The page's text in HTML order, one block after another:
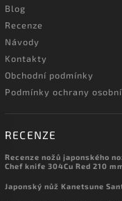
Blog
Recenze
Návody
Kontakty
Obchodní podmínky
Podmínky ochrany
RECENZE
Recenze nožů japonského
Chef knife 304Cu Red 210
Japonský nůž Kanetsune